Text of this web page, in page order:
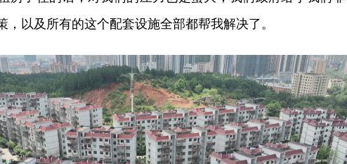
，以及所有的这个配套设施全部都帮我解决了。